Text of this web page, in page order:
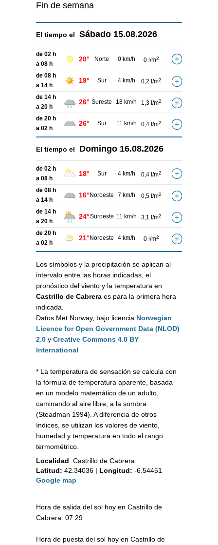
Fin de semana
El tiempo el Sábado 15.08.2026
de 02 h
a 08 h
20° Norte 0 km/h 0 l/m2
de 08 h
a 14 h
19° Sur 4 km/h 0,2 l/m2
de 14 h
a 20 h
26° Sureste 18 km/h 1,3 l/m2
de 20 h
a 02 h
26° Sur 11 km/h 0,4 l/m2
El tiempo el Domingo 16.08.2026
de 02 h
a 08 h
18° Sur 4 km/h 0,4 l/m2
de 08 h
a 14 h
16° Noroeste 7 km/h 0,5 l/m2
de 14 h
a 20 h
24°Suroeste 11 km/h 3,1 l/m2
de 20 h
a 02 h
21° Noroeste 4 km/h 0 l/m2
Los símbolos y la precipitación se aplican al
intervalo entre las horas indicadas, el
pronóstico del viento y la temperatura en
Castrillo de Cabrera es para la primera hora
indicada.
Datos Met Norway, bajo licencia Norwegian
Licence for Open Government Data (NLOD)
2.0 y Creative Commons 4.0 BY
International
* La temperatura de sensación se calcula con
la fórmula de temperatura aparente, basada
en un modelo matemático de un adulto,
caminando al aire libre, a la sombra
(Steadman 1994). A diferencia de otros
índices, se utilizan los valores de viento,
humedad y temperatura en todo el rango
termométrico.
Localidad: Castrillo de Cabrera
Latitud: 42.34036 | Longitud: -6.54451
Google map
Hora de salida del sol hoy en Castrillo de
Cabrera: 07:29
Hora de puesta del sol hoy en Castrillo de